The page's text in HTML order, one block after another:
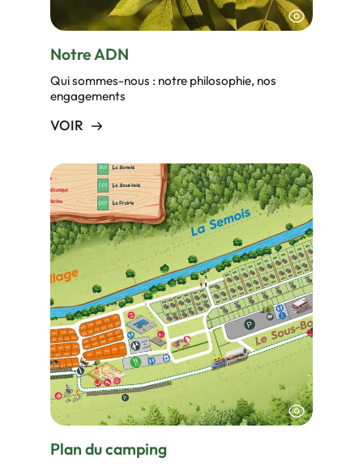
Notre ADN
Qui sommes-nous : notre philosophie, nos
engagements
VOIR
Plan du camping